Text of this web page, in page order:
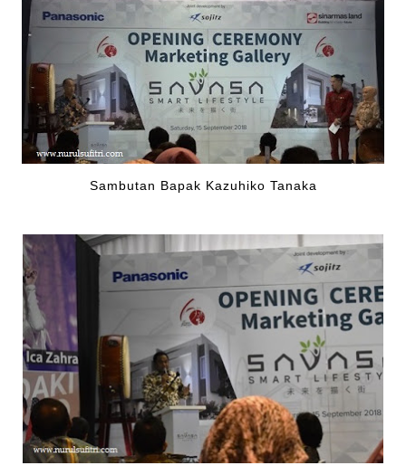
Sambutan Bapak Kazuhiko Tanaka